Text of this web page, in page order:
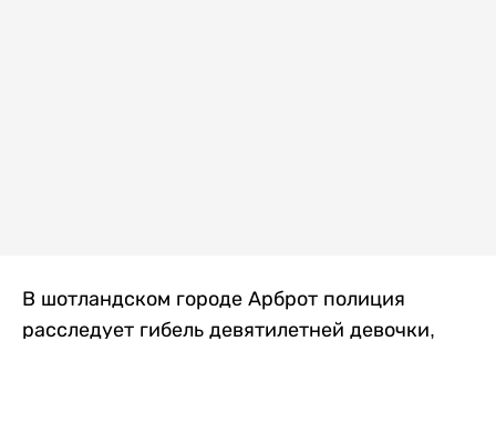
В шотландском городе Арброт полиция
расследует гибель девятилетней девочки,